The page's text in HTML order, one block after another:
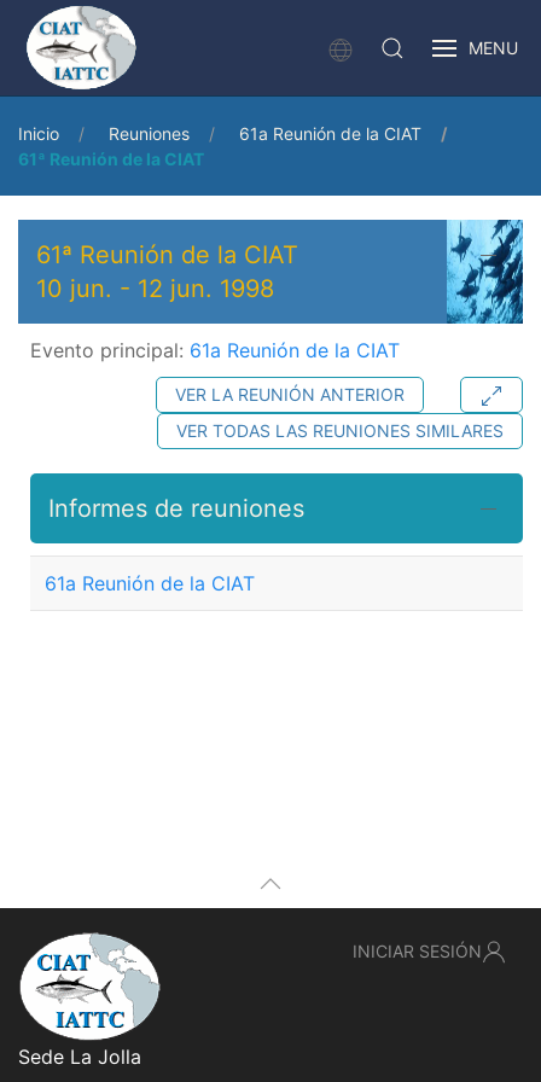
MENU
Inicio Reuniones
61a Reunión de la CIAT
61ª Reunión de la CIAT
61ª Reunión de la CIAT
10 jun. - 12 jun. 1998
Evento principal: 61a Reunión de la CIAT
VER LA REUNIÓN ANTERIOR
VER TODAS LAS REUNIONES SIMILARES
Informes de reuniones
61a Reunión de la CIAT
Sede La Jolla
INICIAR SESIÓN